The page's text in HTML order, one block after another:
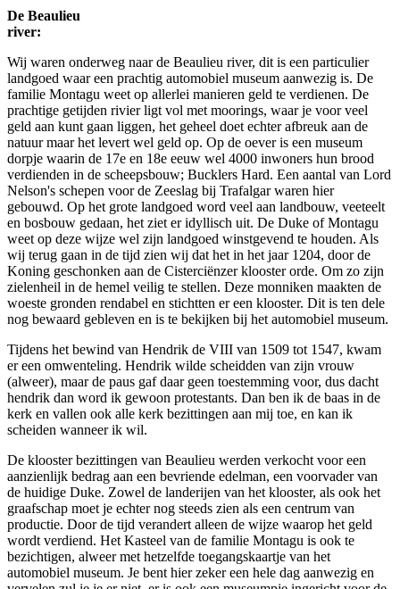
De Beaulieu
Wij waren onderweg naar de Beaulieu river, dit is een particulier
landgoed waar een prachtig automobiel museum aanwezig is. De
familie Montagu weet op allerlei manieren geld te verdienen. De
prachtige getijden rivier ligt vol met moorings, waar je voor veel
geld aan kunt gaan liggen, het geheel doet echter afbreuk aan de
natuur maar het levert wel geld op. Op de oever is een museum
dorpje waarin de 17e en 18e eeuw wel 4000 inwoners hun brood
verdienden in de scheepsbouw; Bucklers Hard. Een aantal van Lord
Nelson's schepen voor de Zeeslag bij Trafalgar waren hier
gebouwd. Op het grote landgoed word veel aan landbouw, veeteelt
en bosbouw gedaan, het ziet er idyllisch uit. De Duke of Montagu
weet op deze wijze wel zijn landgoed winstgevend te houden. Als
wij terug gaan in de tijd zien wij dat het in het jaar 1204, door de
Koning geschonken aan de Cisterciënzer klooster orde. Om zo zijn
zielenheil in de hemel veilig te stellen. Deze monniken maakten de
woeste gronden rendabel en stichtten er een klooster. Dit is ten dele
nog bewaard gebleven en is te bekijken bij het automobiel museum.
Tijdens het bewind van Hendrik de VIII van 1509 tot 1547, kwam
er een omwenteling. Hendrik wilde scheidden van zijn vrouw
(alweer), maar de paus gaf daar geen toestemming voor, dus dacht
hendrik dan word ik gewoon protestants. Dan ben ik de baas in de
kerk en vallen ook alle kerk bezittingen aan mij toe, en kan ik
scheiden wanneer ik wil.
De klooster bezittingen van Beaulieu werden verkocht voor een
aanzienlijk bedrag aan een bevriende edelman, een voorvader van
de huidige Duke. Zowel de landerijen van het klooster, als ook het
graafschap moet je echter nog steeds zien als een centrum van
productie. Door de tijd verandert alleen de wijze waarop het geld
wordt verdiend. Het Kasteel van de familie Montagu is ook te
bezichtigen, alweer met hetzelfde toegangskaartje van het
automobiel museum. Je bent hier zeker een hele dag aanwezig en